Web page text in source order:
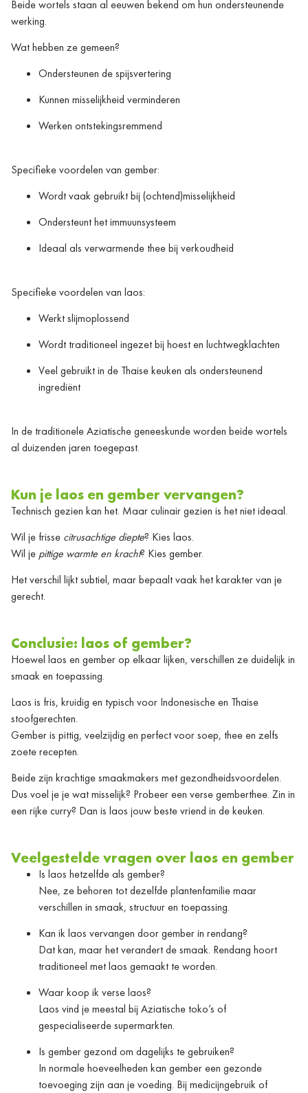
Beide wortels staan al eeuwen bekend om hun ondersteunende
werking.
Wat hebben ze gemeen?
Ondersteunen de spijsvertering
Kunnen misselijkheid verminderen
Werken ontstekingsremmend
Specifieke voordelen van gember:
Wordt vaak gebruikt bij (ochtend)misselijkheid
Ondersteunt het immuunsysteem
Ideaal als verwarmende thee bij verkoudheid
Specifieke voordelen van laos:
Werkt slijmoplossend
Wordt traditioneel ingezet bij hoest en luchtwegklachten
Veel gebruikt in de Thaise keuken als ondersteunend
ingrediënt
In de traditionele Aziatische geneeskunde worden beide wortels
al duizenden jaren toegepast.
Kun je laos en gember vervangen?
Technisch gezien kan het. Maar culinair gezien is het niet ideaal.
Wil je frisse citrusachtige diepte? Kies laos.
Wil je pittige warmte en kracht? Kies gember.
Het verschil lijkt subtiel, maar bepaalt vaak het karakter van je
gerecht.
Conclusie: laos of gember?
Hoewel laos en gember op elkaar lijken, verschillen ze duidelijk in
smaak en toepassing.
Laos is fris, kruidig en typisch voor Indonesische en Thaise
stoofgerechten.
Gember is pittig, veelzijdig en perfect voor soep, thee en zelfs
zoete recepten.
Beide zijn krachtige smaakmakers met gezondheidsvoordelen.
Dus voel je je wat misselijk? Probeer een verse gemberthee. Zin in
een rijke curry? Dan is laos jouw beste vriend in de keuken.
Veelgestelde vragen over laos en gember
Is laos hetzelfde als gember?
Nee, ze behoren tot dezelfde plantenfamilie maar
verschillen in smaak, structuur en toepassing.
Kan ik laos vervangen door gember in rendang?
Dat kan, maar het verandert de smaak. Rendang hoort
traditioneel met laos gemaakt te worden.
Waar koop ik verse laos?
Laos vind je meestal bij Aziatische toko’s of
gespecialiseerde supermarkten.
Is gember gezond om dagelijks te gebruiken?
In normale hoeveelheden kan gember een gezonde
toevoeging zijn aan je voeding. Bij medicijngebruik of